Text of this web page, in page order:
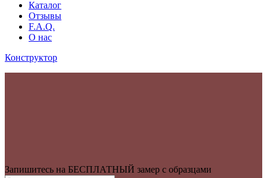
Каталог
Отзывы
F.A.Q.
О нас
Конструктор
Запишитесь на БЕСПЛАТНЫЙ замер с образцами